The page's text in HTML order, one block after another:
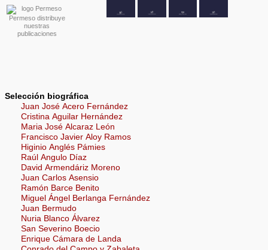
Permeso distribuye
nuestras
publicaciones
Selección biográfica
Juan José Acero Fernández
Cristina Aguilar Hernández
Maria José Alcaraz León
Francisco Javier Aloy Ramos
Higinio Anglés Pámies
Raúl Angulo Díaz
David Armendáriz Moreno
Juan Carlos Asensio
Ramón Barce Benito
Miguel Ángel Berlanga Fernández
Juan Bermudo
Nuria Blanco Álvarez
San Severino Boecio
Enrique Cámara de Landa